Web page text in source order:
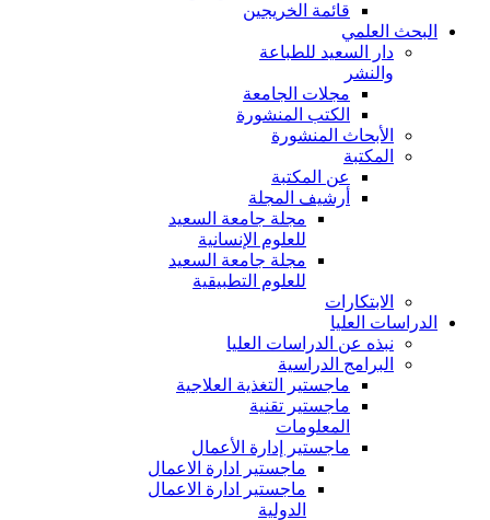
قائمة الخريجين
البحث العلمي
دار السعيد للطباعة
والنشر
مجلات الجامعة
الكتب المنشورة
الأبحاث المنشورة
المكتبة
عن المكتبة
أرشيف المجلة
مجلة جامعة السعيد
للعلوم الإنسانية
مجلة جامعة السعيد
للعلوم التطبيقية
الابتكارات
الدراسات العليا
نبذه عن الدراسات العليا
البرامج الدراسية
ماجستير التغذية العلاجية
ماجستير تقنية
المعلومات
ماجستير إدارة الأعمال
ماجستير ادارة الاعمال
ماجستير ادارة الاعمال
الدولية